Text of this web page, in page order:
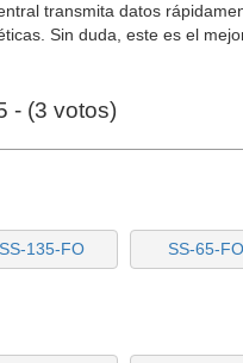
transmita datos
Sin duda, este es el
- (3 votos)
SS-135-FO SS-65-FO